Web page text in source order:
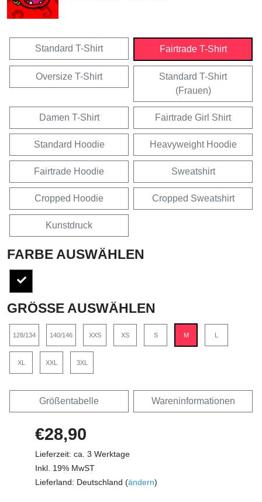
Standard T-Shirt Fairtrade T-Shirt
Oversize T-Shirt
Standard T-Shirt
(Frauen)
Damen T-Shirt Fairtrade Girl Shirt
Standard Hoodie Heavyweight Hoodie
Fairtrade Hoodie Sweatshirt
Cropped Hoodie Cropped Sweatshirt
Kunstdruck
FARBE AUSWÄHLEN
GRÖSSE AUSWÄHLEN
128/134 140/146 XXS XS S M L
XL XXL 3XL
Größentabelle Wareninformationen
€28,90
Lieferzeit: ca. 3 Werktage
Inkl. 19% MwST
Lieferland: Deutschland (ändern)